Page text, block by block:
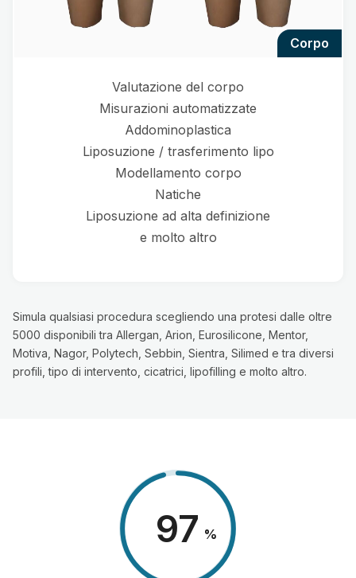
corpo
Valutazione del corpo
Misurazioni automatizzate
Addominoplastica
Liposuzione / trasferimento lipo
Modellamento corpo
Natiche
Liposuzione ad alta definizione
e molto altro
Simula qualsiasi procedura scegliendo una protesi dalle oltre
5000 disponibili tra Allergan, Arion, Eurosilicone, Mentor,
Motiva, Nagor, Polytech, Sebbin, Sientra, Silimed e tra diversi
profili, tipo di intervento, cicatrici, lipofilling e molto altro.
98 %